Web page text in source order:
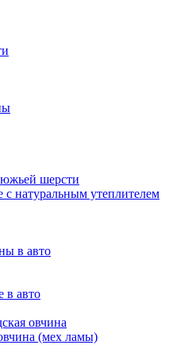
шерсти
натуральным утеплителем
в авто
в авто
овчина
(мех ламы)